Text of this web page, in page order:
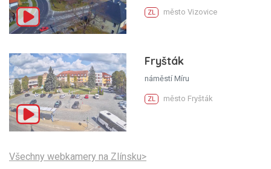
ZL město Vizovice
Fryšták
náměstí Míru
ZL město Fryšták
Všechny webkamery na Zlínsku>